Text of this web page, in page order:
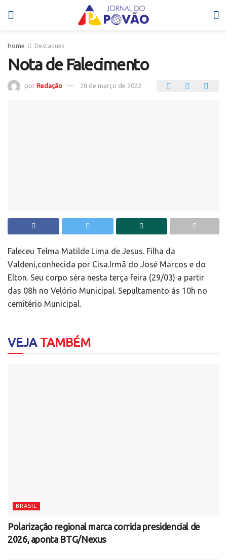
Home Destaques
Nota de Falecimento
por Redação 28 de março de 2022
Faleceu Telma Matilde Lima de Jesus. Filha da
Valdeni,conhecida por Cisa.Irmã do José Marcos e do
Elton. Seu corpo séra nesta terça feira (29/03) a partir
das 08h no Velório Municipal. Sepultamento ás 10h no
cemitério Municipal.
VEJATAMBÉM
BRASIL
Polarização regional marca corrida presidencial de
2026, aponta BTG/Nexus